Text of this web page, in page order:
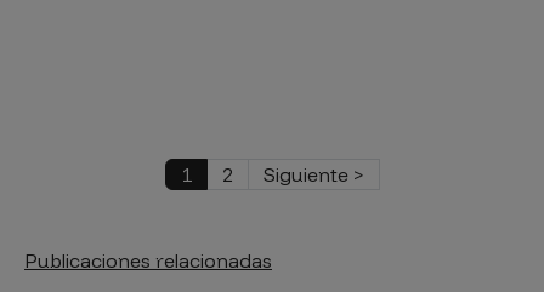
Página actual
1 Página
2 Siguiente página
Siguiente >
Publicaciones relacionadas